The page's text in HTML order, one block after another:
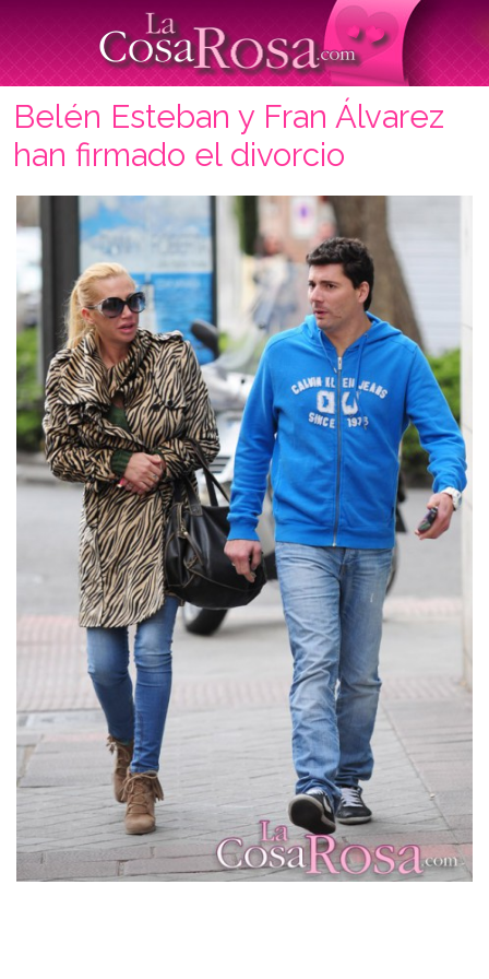
Belén Esteban y Fran Álvarez
han firmado el divorcio